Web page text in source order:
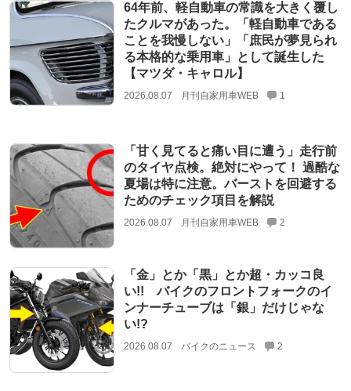
64年前、軽自動車の常識を大きく覆し
たクルマがあった。「軽自動車である
ことを我慢しない」「庶民が夢見られ
る本格的な乗用車」として誕生した
【マツダ・キャロル】
2026.08.07 月刊自家用車WEB 1
「甘く見てると痛い目に遭う」走行前
のタイヤ点検。絶対にやって！ 過酷な
夏場は特に注意。バーストを回避する
ためのチェック項目を解説
2026.08.07 月刊自家用車WEB 2
「金」とか「黒」とか超・カッコ良
い!! バイクのフロントフォークのイ
ンナーチューブは「銀」だけじゃな
い!?
2026.08.07 バイクのニュース 2